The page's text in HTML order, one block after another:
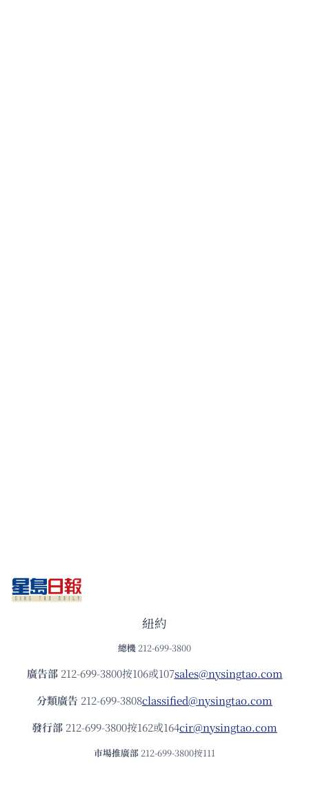
紐約
總機 212-699-3800
廣告部212-699-3800按106或107sales@nysingtao.com
分類廣告 212-699-3808classified@nysingtao.com
發⾏部 212-699-3800按162或164cir@nysingtao.com
市場推廣部 212-699-3800按111